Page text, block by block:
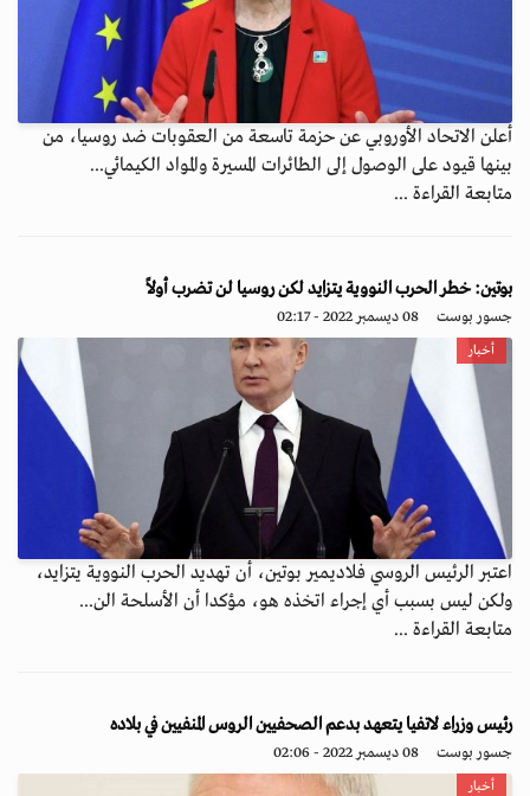
أعلن الاتحاد الأوروبي عن حزمة تاسعة من العقوبات ضد روسيا، من
بينها قيود على الوصول إلى الطائرات المسيرة والمواد الكيمائي...
متابعة القراءة ...
بوتين: خطر الحرب النووية يتزايد لكن روسيا لن تضرب أولاً
جسور بوست 08 ديسمبر 2022 - 02:17
أخبار
اعتبر الرئيس الروسي فلاديمير بوتين، أن تهديد الحرب النووية يتزايد،
ولكن ليس بسبب أي إجراء اتخذه هو، مؤكدا أن الأسلحة الن...
متابعة القراءة ...
رئيس وزراء لاتفيا يتعهد بدعم الصحفيين الروس المنفيين في بلاده
جسور بوست 08 ديسمبر 2022 - 02:06
أخبار